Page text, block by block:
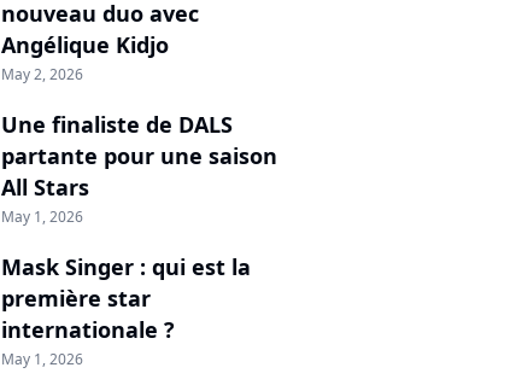
nouveau duo avec
Angélique Kidjo
May 2, 2026
Une finaliste de DALS
partante pour une saison
All Stars
May 1, 2026
Mask Singer : qui est la
première star
internationale ?
May 1, 2026